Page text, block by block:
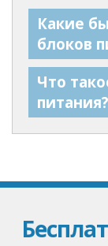
Какие
блоков
Что
питания?